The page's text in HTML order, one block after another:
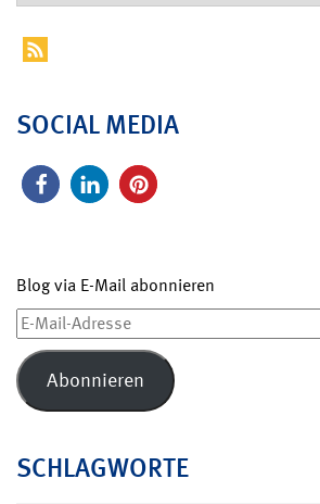
SOCIAL MEDIA
Blog via E-Mail abonnieren
E-
Mail-
Adresse
Abonnieren
SCHLAGWORTE